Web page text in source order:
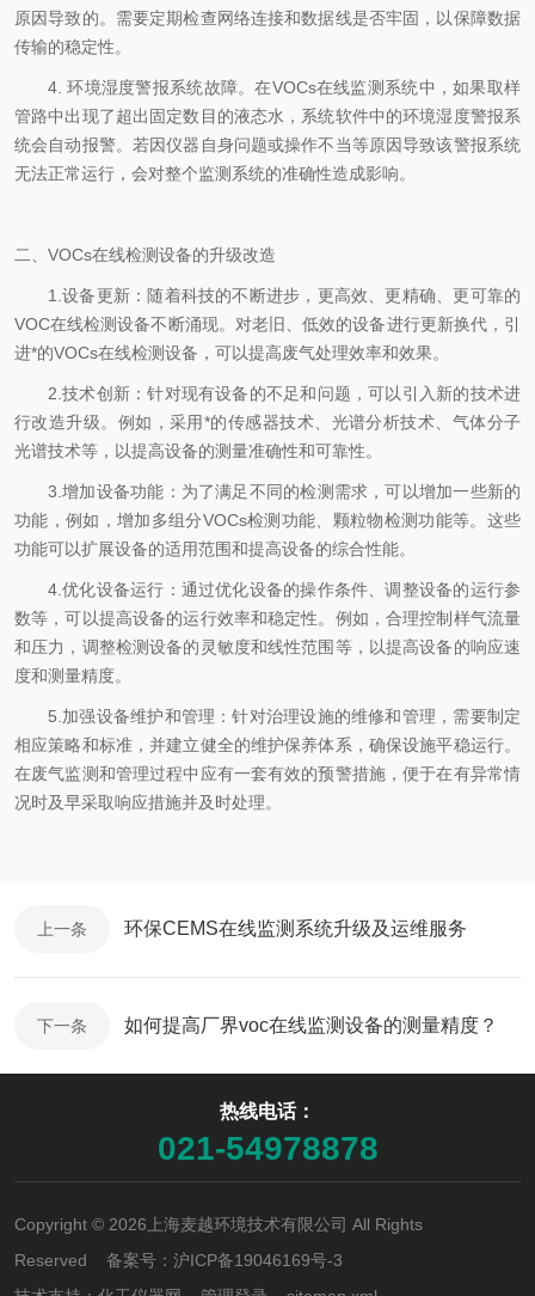
原因导致的。需要定期检查网络连接和数据线是否牢固，以保障数据
传输的稳定性。
4.环境湿度警报系统故障。在VOCs在线监测系统中，如果取样
管路中出现了超出固定数目的液态水，系统软件中的环境湿度警报系
统会自动报警。若因仪器自身问题或操作不当等原因导致该警报系统
无法正常运行，会对整个监测系统的准确性造成影响。
二 VOCs在线检测设备的升级改造
1. 设备更新：随着科技的不断进步，更高效、更精确、更可靠的
VOC在线检测设备不断涌现。对老旧、低效的设备进行更新换代，引
进*的VOCs在线检测设备，可以提高废气处理效率和效果。
2. 技术创新：针对现有设备的不足和问题，可以引入新的技术进
行改造升级。例如，采用*的传感器技术、光谱分析技术、气体分子
光谱技术等，以提高设备的测量准确性和可靠性。
3. 增加设备功能：为了满足不同的检测需求，可以增加一些新的
功能，例如，增加多组分VOCs检测功能、颗粒物检测功能等。这些
功能可以扩展设备的适用范围和提高设备的综合性能。
4. 优化设备运行：通过优化设备的操作条件、调整设备的运行参
数等，可以提高设备的运行效率和稳定性。例如，合理控制样气流量
和压力，调整检测设备的灵敏度和线性范围等，以提高设备的响应速
度和测量精度。
5. 加强设备维护和管理：针对治理设施的维修和管理，需要制定
相应策略和标准，并建立健全的维护保养体系，确保设施平稳运行。
在废气监测和管理过程中应有一套有效的预警措施，便于在有异常情
况时及早采取响应措施并及时处理。
上一条 环保CEMS在线监测系统升级及运维服务
下一条 如何提高厂界voc在线监测设备的测量精度？
热线电话：
021-54978878
Copyright © 2026上海麦越环境技术有限公司 All Rights
Reserved 备案号： 沪ICP备19046169号-3